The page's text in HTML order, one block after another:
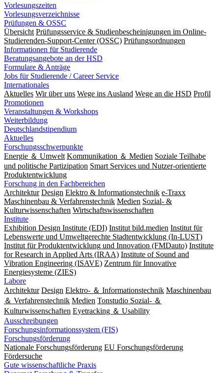
Vorlesungszeiten
Vorlesungsverzeichnisse
Prüfungen & OSSC
Übersicht Prüfungsservice & Studienbescheinigungen im Online-
Studierenden-Support-Center (OSSC) Prüfungsordnungen
Informationen für Studierende
Beratungsangebote an der HSD
Formulare & Anträge
Jobs für Studierende / Career Service
Internationales
Aktuelles Wir über uns Wege ins Ausland Wege an die HSD Profil
Promotionen
Veranstaltungen & Workshops
Weiterbildung
Deutschlandstipendium
Aktuelles
Forschungsschwerpunkte
Energie ＆ Umwelt Kommunikation ＆ Medien Soziale Teilhabe
und politische Partizipation Smart Services und Nutzer-orientierte
Produktentwicklung
Forschung in den Fachbereichen
Architektur Design Elektro & Informationstechnik e-Traxx
Maschinenbau & Verfahrenstechnik Medien Sozial- &
Kulturwissenschaften Wirtschaftswissenschaften
Institute
Exhibition Design Institute (EDI) Institut bild.medien Institut für
Lebenswerte und Umweltgerechte Stadtentwicklung (In-LUST)
Institut für Produktentwicklung und Innovation (FMDauto) Institute
for Research in Applied Arts (IRAA) Institute of Sound and
Vibration Engineering (ISAVE) Zentrum für Innovative
Energiesysteme (ZIES)
Labore
Architektur Design Elektro- ＆ Informationstechnik Maschinenbau
＆ Verfahrenstechnik Medien Tonstudio Sozial- ＆
Kulturwissenschaften Eyetracking ＆ Usability
Ausschreibungen
Forschungsinformationssystem (FIS)
Forschungsförderung
Nationale Forschungsförderung EU Forschungsförderung
Fördersuche
Gute wissenschaftliche Praxis